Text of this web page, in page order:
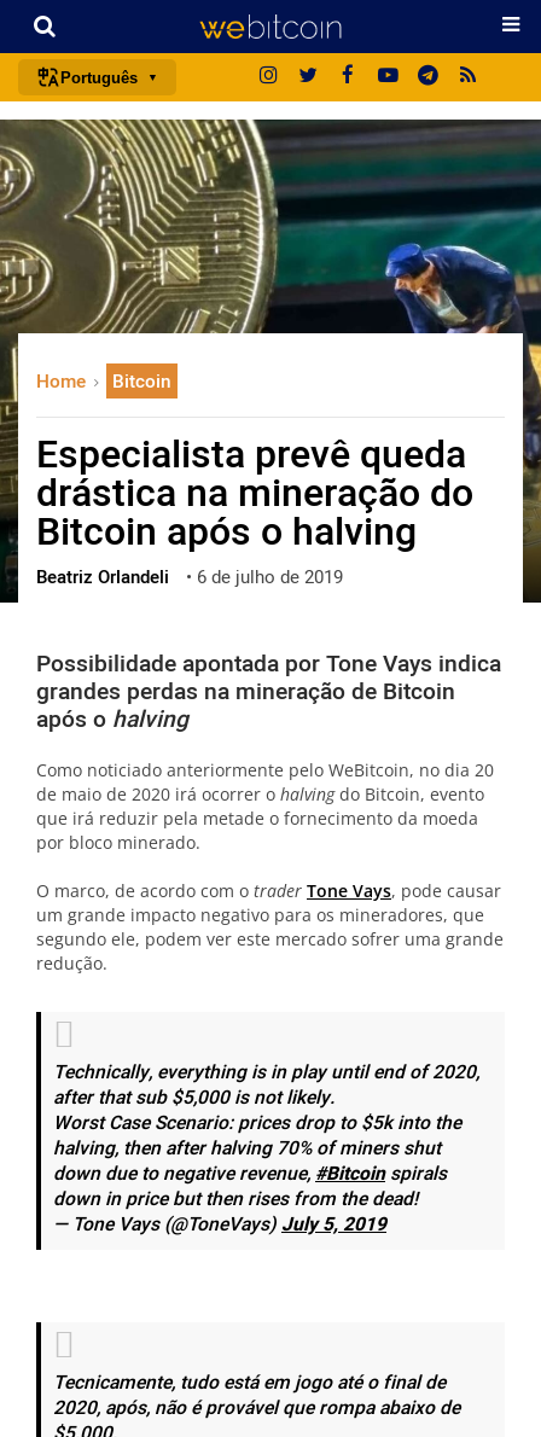
Português
português (BR)
english
español
français
italiano
deutsch
中文
한국어
العربية
ไทย
ქართული
vietnamese
Home Bitcoin
Especialista prevê queda
drástica na mineração do
Bitcoin após o halving
Beatriz Orlandeli • 6 de julho de 2019
Possibilidade apontada por Tone Vays indica
grandes perdas na mineração de Bitcoin
após o halving
Como noticiado anteriormente pelo WeBitcoin, no dia 20
de maio de 2020 irá ocorrer o halvingdo Bitcoin, evento
que irá reduzir pela metade o fornecimento da moeda
por bloco minerado.
O marco, de acordo com o trader Tone Vays, pode causar
um grande impacto negativo para os mineradores, que
segundo ele, podem ver este mercado sofrer uma grande
redução.
Technically, everything is in play until end of 2020,
after that sub $5,000 is not likely.
Worst Case Scenario: prices drop to $5k into the
halving, then after halving 70% of miners shut
down due to negative revenue,#Bitcoinspirals
down in price but then rises from the dead!
— Tone Vays (@ToneVays)July 5, 2019
Tecnicamente, tudo está em jogo até o final de
2020, após, não é provável que rompa abaixo de